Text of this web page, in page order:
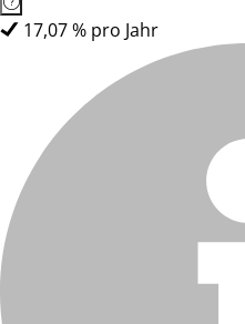
17,07 % pro Jahr